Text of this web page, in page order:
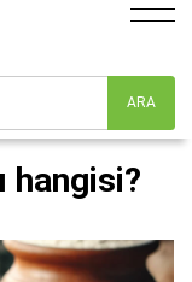
hangisi?